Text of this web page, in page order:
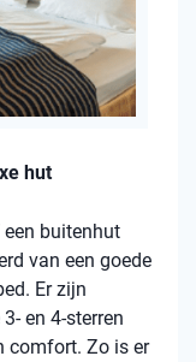
hut
buitenhut
van een goede
Er zijn
en 4-sterren
comfort. Zo is er